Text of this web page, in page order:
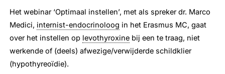
Het webinar ‘Optimaal instellen’, met als spreker dr. Marco
Medici, internist-endocrinoloog in het Erasmus MC, gaat
over het instellen op levothyroxine bij een te traag, niet
werkende of (deels) afwezige/verwijderde schildklier
(hypothyreoïdie).